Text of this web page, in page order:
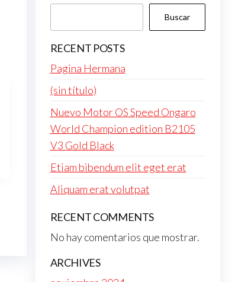
Buscar
RECENT POSTS
Pagina Hermana
(sin título)
Nuevo Motor OS Speed Ongaro
World Champion edition B2105
V3 Gold Black
Etiam bibendum elit eget erat
Aliquam erat volutpat
RECENT COMMENTS
No hay comentarios que mostrar.
ARCHIVES